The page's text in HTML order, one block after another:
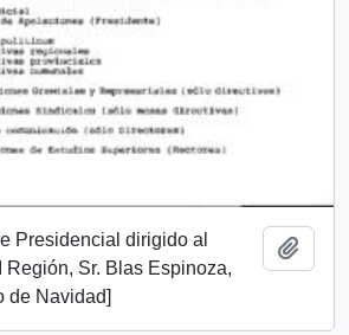
Presidencial dirigido al
Región, Sr. Blas Espinoza,
de Navidad]